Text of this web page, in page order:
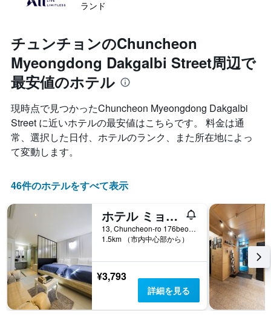
ランド
チュンチョンのChuncheon
Myeongdong Dakgalbi Street周辺で
最安値のホテル
現時点で見つかったChuncheon Myeongdong Dakgalbi
Street に近いホテルの最安値はこちらです。 料金は通
常、選択した日付、ホテルのランク、また所在地によっ
て変動します。
46件のホテルをすべて表示
ホテル ミョンジャク
13, Chuncheon-ro 176beon-gil, チュンチョン, 韓国
1.5km （市内中心部から）
¥3,793
詳細を見る